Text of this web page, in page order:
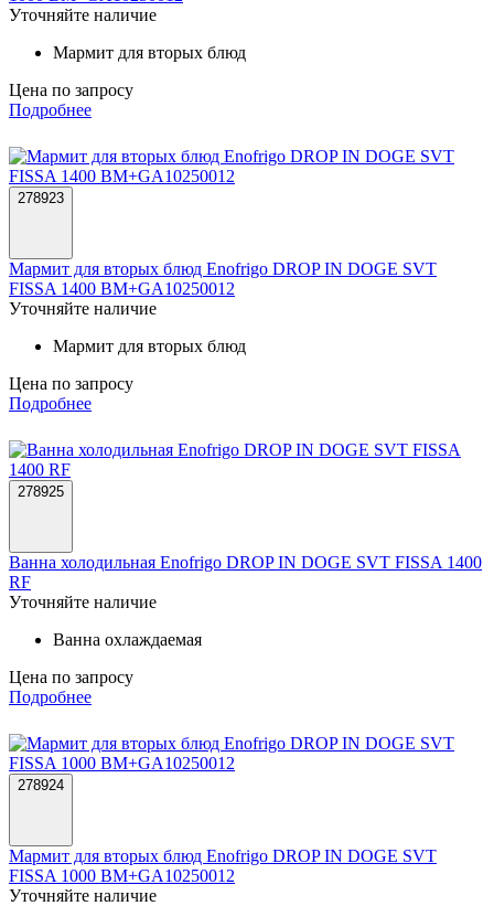
Уточняйте наличие
Мармит для вторых блюд
Цена по запросу
Подробнее
278923
Мармит для вторых блюд Enofrigo DROP IN DOGE SVT
FISSA 1400 BM+GA10250012
Уточняйте наличие
Мармит для вторых блюд
Цена по запросу
Подробнее
278925
Ванна холодильная Enofrigo DROP IN DOGE SVT FISSA 1400
RF
Уточняйте наличие
Ванна охлаждаемая
Цена по запросу
Подробнее
278924
Мармит для вторых блюд Enofrigo DROP IN DOGE SVT
FISSA 1000 BM+GA10250012
Уточняйте наличие